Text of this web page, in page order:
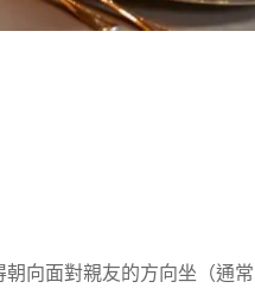
向面對親友的方向坐（通常